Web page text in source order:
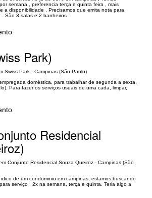
semana , preferencia terça e quinta feira , mais
a disponibilidade . Precisamos que emita nota para
São 3 salas e 2 banheiros .
Park)
Swiss Park - Campinas (São Paulo)
doméstica, para trabalhar de segunda a sexta,
Para fazer os serviços usuais de uma cada, limpar,
Residencial
Conjunto Residencial Souza Queiroz - Campinas (São
de um condominio em campinas, estamos buscando
serviço , 2x na semana, terça e quinta. Teria algo a